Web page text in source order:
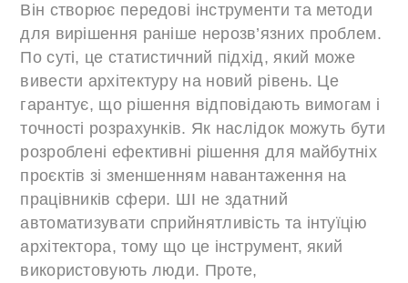
Він створює передові інструменти та методи
для вирішення раніше нерозв’язних проблем.
По суті, це статистичний підхід, який може
вивести архітектуру на новий рівень. Це
гарантує, що рішення відповідають вимогам і
точності розрахунків. Як наслідок можуть бути
розроблені ефективні рішення для майбутніх
проєктів зі зменшенням навантаження на
працівників сфери. ШІ не здатний
автоматизувати сприйнятливість та інтуїцію
архітектора, тому що це інструмент, який
використовують люди. Проте,